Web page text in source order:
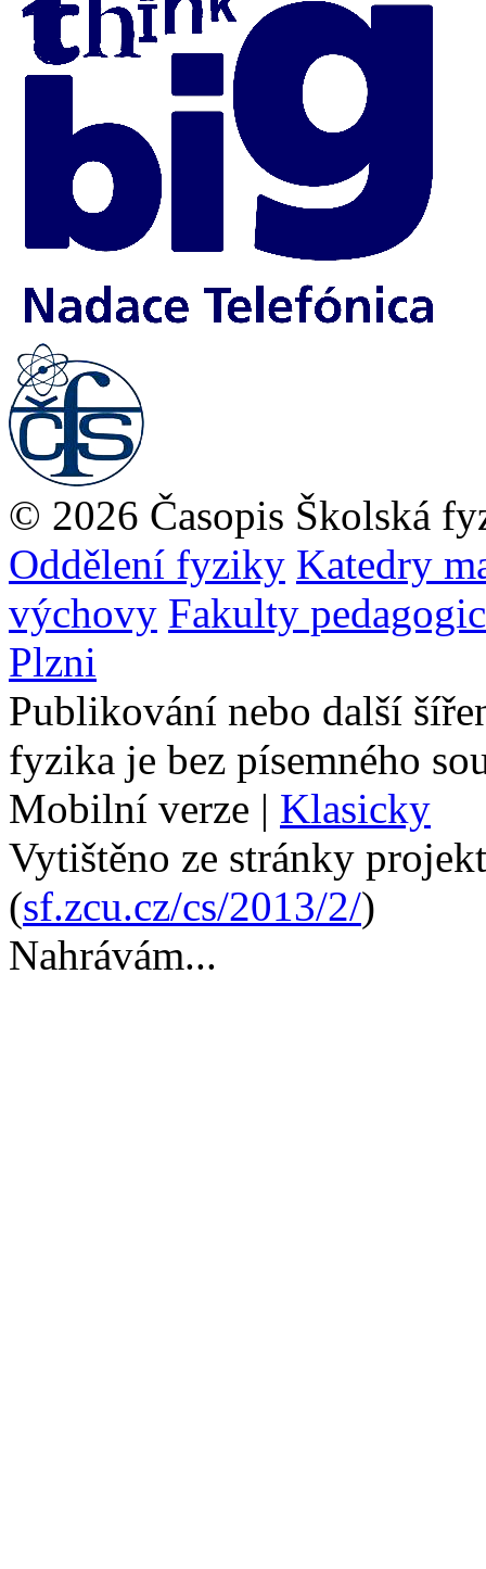
© 2026 Časopis Školská
Oddělení fyziky Katedry
výchovy Fakulty
Plzni
Publikování nebo další
fyzika je bez písemného
Mobilní verze | Klasicky
Vytištěno ze stránky
(sf.zcu.cz/cs/2013/2/)
Nahrávám...